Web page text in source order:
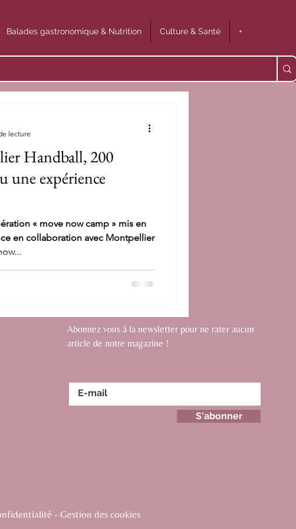
Balades gastronomique & Nutrition Culture & Santé +
Handball, 200
une expérience
« move now camp » mis en
en collaboration avec Montpellier
lecture
Abonnez vous à la newsletter pour ne rater aucun
article de notre magazine !
S'abonner
- Gestion des cookies